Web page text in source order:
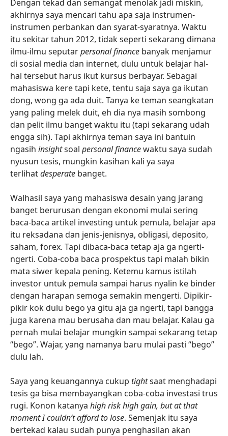
Dengan tekad dan semangat menolak jadi miskin,
akhirnya saya mencari tahu apa saja instrumen-
instrumen perbankan dan syarat-syaratnya. Waktu
itu sekitar tahun 2012, tidak seperti sekarang dimana
ilmu-ilmu seputarpersonal finance banyak menjamur
di sosial media dan internet, dulu untuk belajar hal-
hal tersebut harus ikut kursus berbayar. Sebagai
mahasiswa kere tapi kete, tentu saja saya ga ikutan
dong, wong ga ada duit. Tanya ke teman seangkatan
yang paling melek duit, eh dia nya masih sombong
dan pelit ilmu banget waktu itu (tapi sekarang udah
engga sih). Tapi akhirnya teman saya ini bantuin
ngasih insightsoal personal financewaktu saya sudah
nyusun tesis, mungkin kasihan kali ya saya
terlihatdesperate banget.
Walhasil saya yang mahasiswa desain yang jarang
banget berurusan dengan ekonomi mulai sering
baca-baca artikel investing untuk pemula, belajar apa
itu reksadana dan jenis-jenisnya, obligasi, deposito,
saham, forex. Tapi dibaca-baca tetap aja ga ngerti-
ngerti. Coba-coba baca prospektus tapi malah bikin
mata siwer kepala pening. Ketemu kamus istilah
investor untuk pemula sampai harus nyalin ke binder
dengan harapan semoga semakin mengerti. Dipikir-
pikir kok dulu bego ya gitu aja ga ngerti, tapi bangga
juga karena mau berusaha dan mau belajar. Kalau ga
pernah mulai belajar mungkin sampai sekarang tetap
“bego”. Wajar, yang namanya baru mulai pasti “bego”
dulu lah.
Saya yang keuangannya cukup tightsaat menghadapi
tesis ga bisa membayangkan coba-coba investasi trus
rugi. Konon katanya high risk high gain, but at that
moment I couldn’t afford to lose. Semenjak itu saya
bertekad kalau sudah punya penghasilan akan